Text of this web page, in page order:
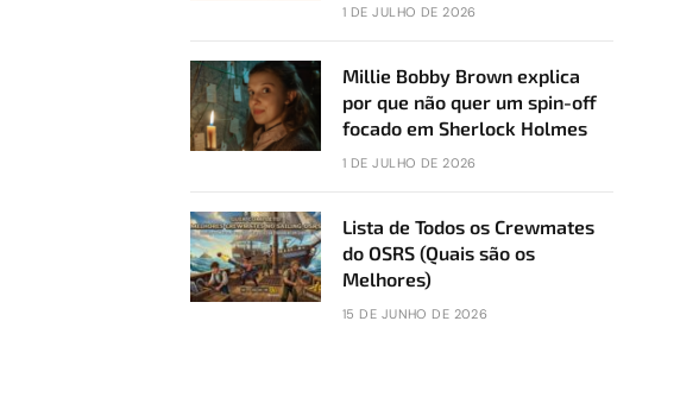
1 DE JULHO DE 2026
Millie Bobby Brown explica
por que não quer um spin-off
focado em Sherlock Holmes
1 DE JULHO DE 2026
Lista de Todos os Crewmates
do OSRS (Quais são os
Melhores)
15 DE JUNHO DE 2026